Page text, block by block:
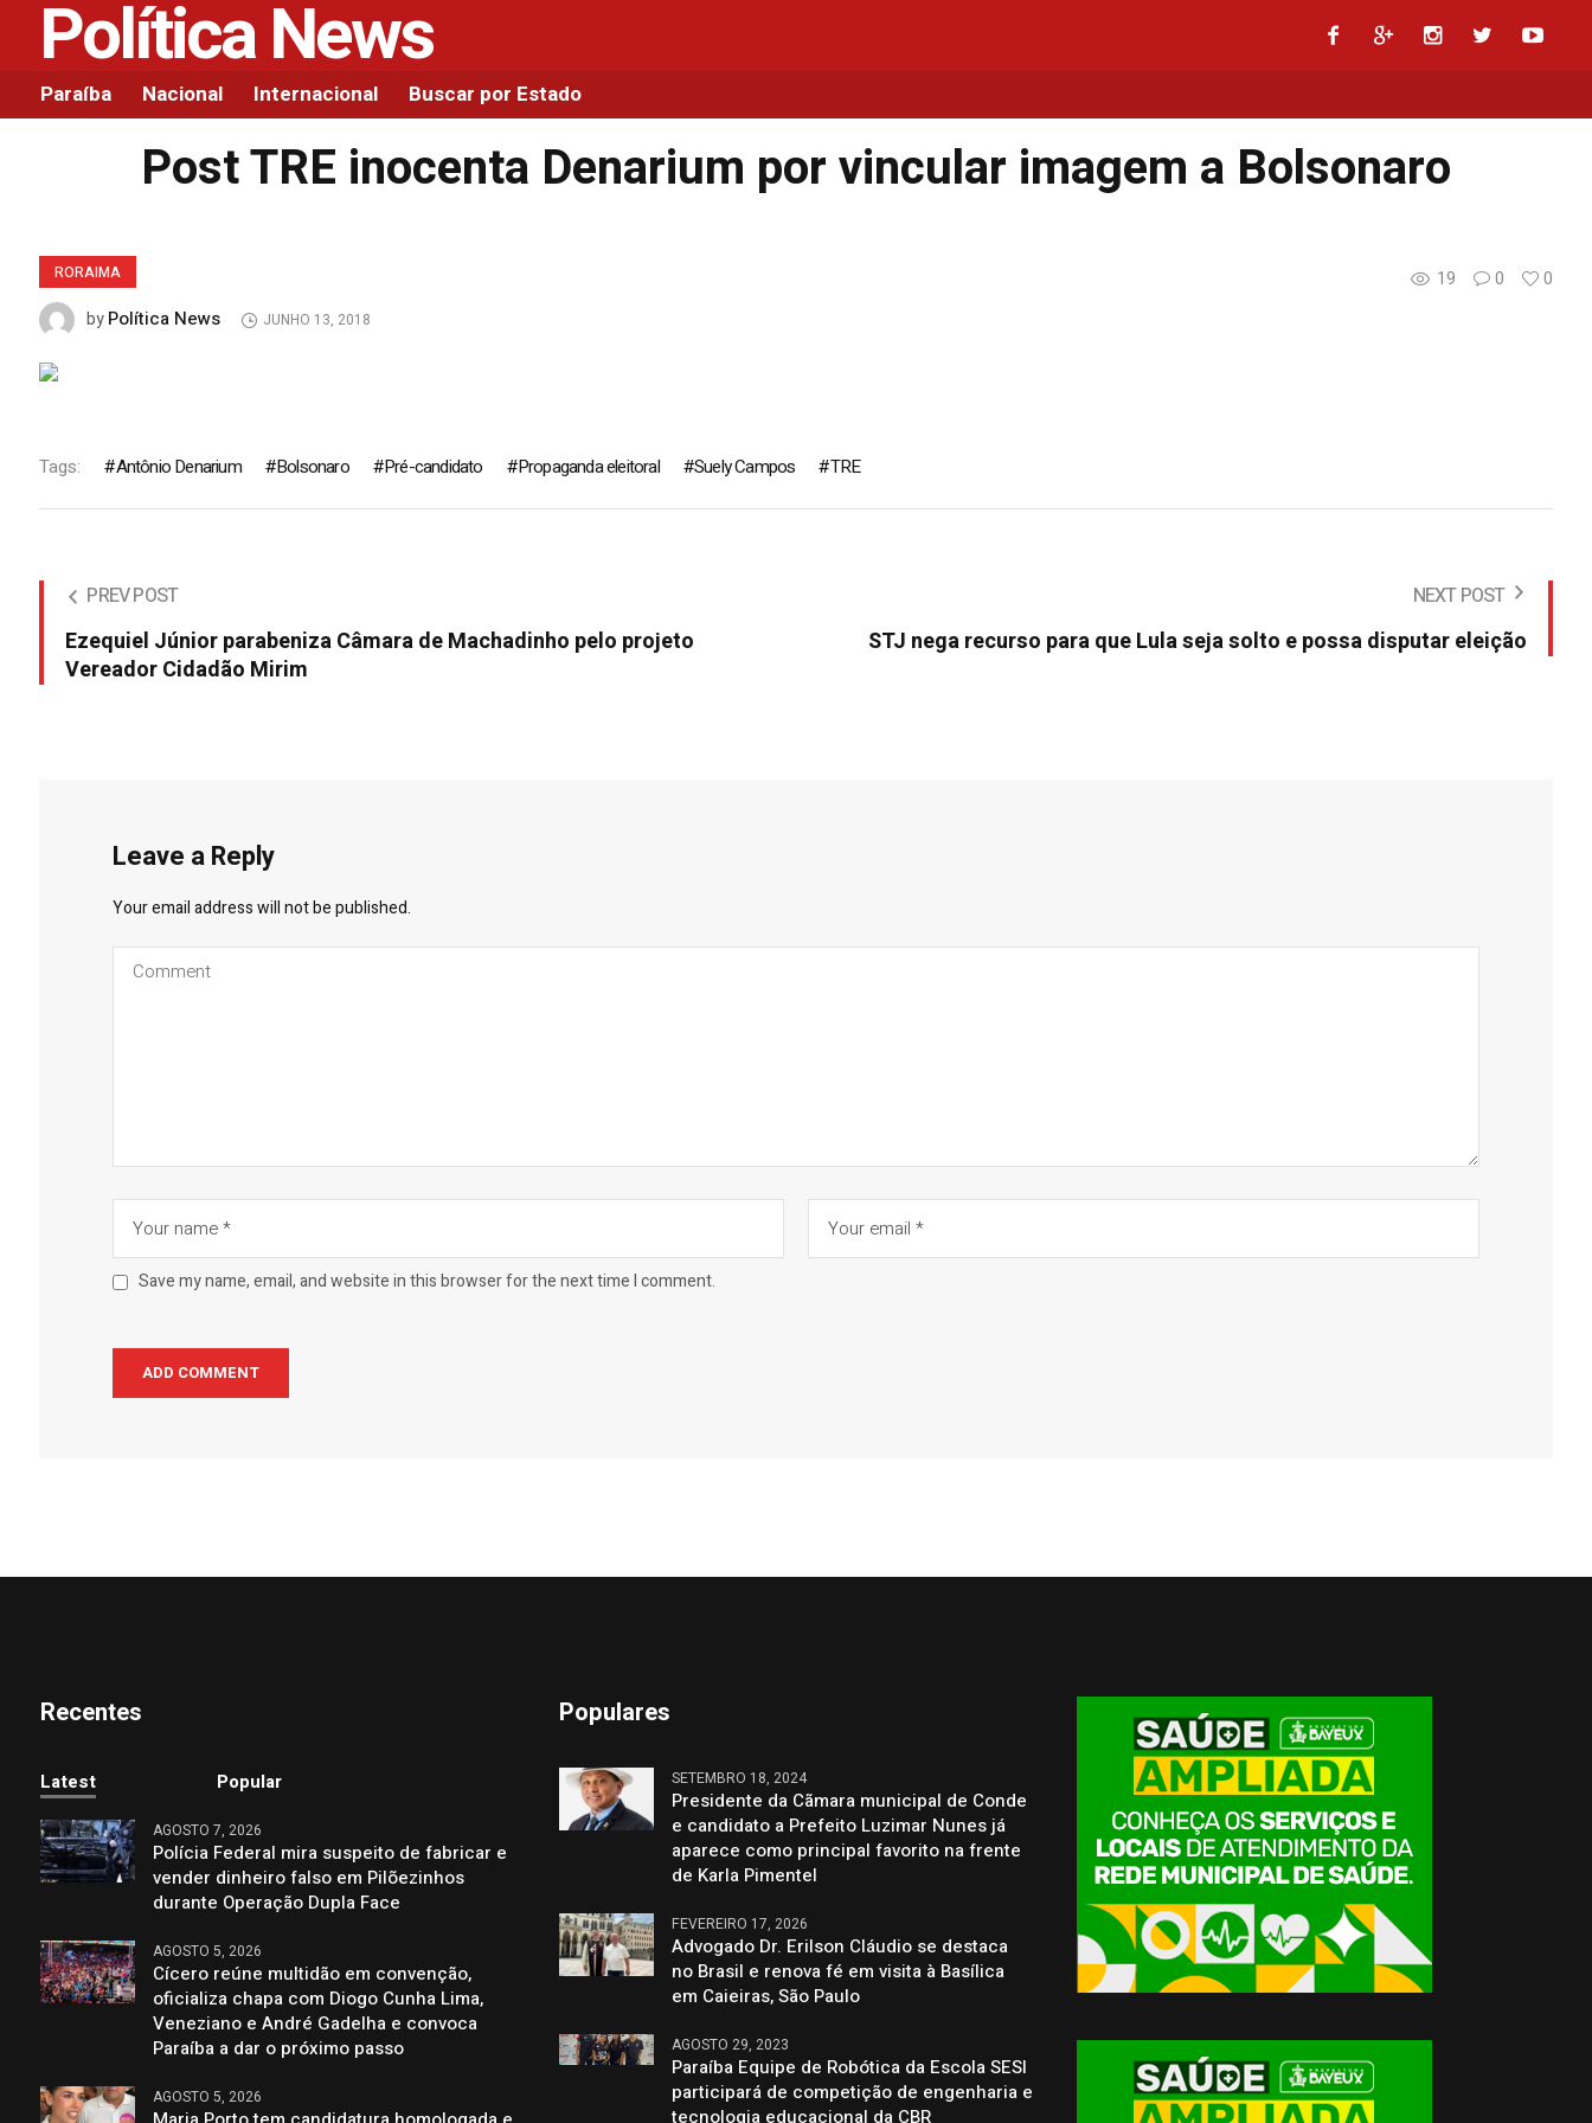
Política News
Paraíba Nacional Internacional Buscar por Estado
Post TRE inocenta Denarium por vincular imagem a Bolsonaro
RORAIMA 19 0
0
byPolítica News JUNHO 13, 2018
Tags: Antônio Denarium Bolsonaro Pré-candidato Propaganda eleitoral Suely Campos TRE
PREV POST
Ezequiel Júnior parabeniza Câmara de Machadinho pelo projeto
Vereador Cidadão Mirim
NEXT POST
STJ nega recurso para que Lula seja solto e possa disputar eleição
Leave a Reply
Your email address will not be published.
Save my name, email, and website in this browser for the next time I comment.
Recentes
Latest Popular
AGOSTO 7, 2026
Polícia Federal mira suspeito de fabricar e
vender dinheiro falso em Pilõezinhos
durante Operação Dupla Face
AGOSTO 5, 2026
Cícero reúne multidão em convenção,
oficializa chapa com Diogo Cunha Lima,
Veneziano e André Gadelha e convoca
Paraíba a dar o próximo passo
AGOSTO 5, 2026
Populares
SETEMBRO 18, 2024
Presidente da Cãmara municipal de Conde
e candidato a Prefeito Luzimar Nunes já
aparece como principal favorito na frente
de Karla Pimentel
FEVEREIRO 17, 2026
Advogado Dr. Erilson Cláudio se destaca
no Brasil e renova fé em visita à Basílica
em Caieiras, São Paulo
AGOSTO 29, 2023
Paraíba Equipe de Robótica da Escola SESI
participará de competição de engenharia e
tecnologia educacional da CBR